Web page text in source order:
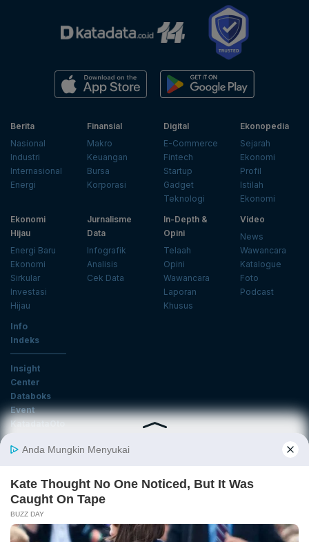
Berita
Nasional
Industri
Internasional
Energi
Finansial
Makro
Keuangan
Bursa
Korporasi
Digital
E-Commerce
Fintech
Startup
Gadget
Teknologi
Ekonopedia
Sejarah
Ekonomi
Profil
Istilah
Ekonomi
Ekonomi
Hijau
Energi Baru
Ekonomi
Sirkular
Investasi
Hijau
Jurnalisme
Data
Infografik
Analisis
Cek Data
In-Depth &
Opini
Telaah
Opini
Wawancara
Laporan
Khusus
Video
News
Wawancara
Katalogue
Foto
Podcast
Info
Indeks
Insight
Center
Databoks
Event
KatadataOto
Email